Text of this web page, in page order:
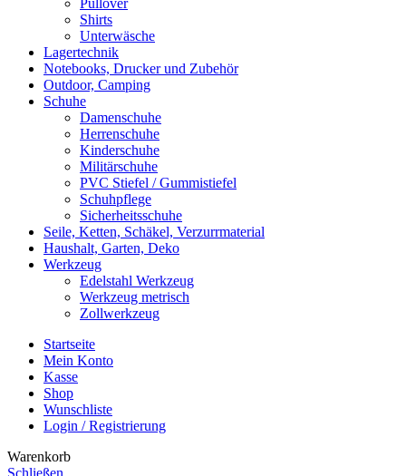
Pullover
Shirts
Unterwäsche
Lagertechnik
Notebooks, Drucker und Zubehör
Outdoor, Camping
Schuhe
Damenschuhe
Herrenschuhe
Kinderschuhe
Militärschuhe
PVC Stiefel / Gummistiefel
Schuhpflege
Sicherheitsschuhe
Seile, Ketten, Schäkel, Verzurrmaterial
Haushalt, Garten, Deko
Werkzeug
Edelstahl Werkzeug
Werkzeug metrisch
Zollwerkzeug
Startseite
Mein Konto
Kasse
Shop
Wunschliste
Login / Registrierung
Warenkorb